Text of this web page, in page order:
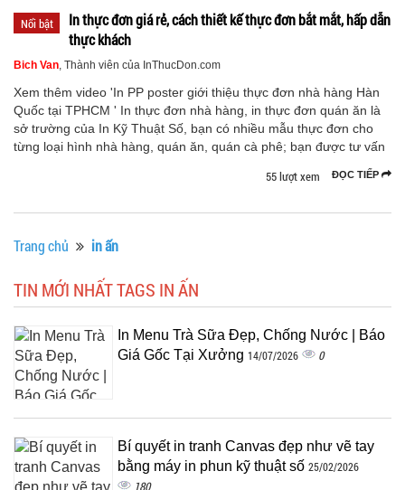
Nổi bật
In thực đơn giá rẻ, cách thiết kế thực đơn bắt mắt, hấp dẫn
thực khách
Bich Van, Thành viên của InThucDon.com
Xem thêm video 'In PP poster giới thiệu thực đơn nhà hàng Hàn
Quốc tại TPHCM ' In thực đơn nhà hàng, in thực đơn quán ăn là
sở trường của In Kỹ Thuật Số, bạn có nhiều mẫu thực đơn cho
từng loại hình nhà hàng, quán ăn, quán cà phê; bạn được tư vấn
ĐỌC TIẾP
55 lượt xem
Trang chủ in ấn
TIN MỚI NHẤT TAGS IN ẤN
In Menu Trà Sữa Đẹp, Chống Nước | Báo
Giá Gốc Tại Xưởng 14/07/2026 0
Bí quyết in tranh Canvas đẹp như vẽ tay
bằng máy in phun kỹ thuật số 25/02/2026
180